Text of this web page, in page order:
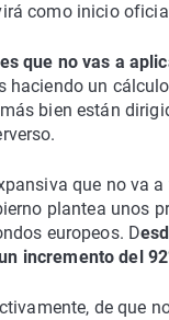
como inicio
que no vas a
haciendo un
bien están
que no va
plantea unos
europeos. D
incremento del
de que